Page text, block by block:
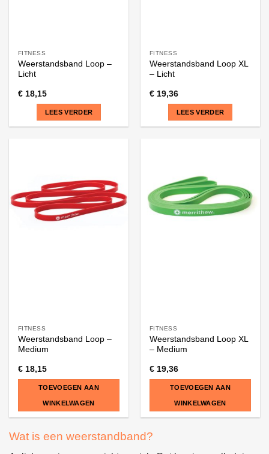
FITNESS
Weerstandsband Loop –
Licht
€18,15
LEES VERDER
FITNESS
Weerstandsband Loop XL
– Licht
€19,36
LEES VERDER
FITNESS
Weerstandsband Loop –
Medium
€18,15
TOEVOEGEN AAN
WINKELWAGEN
FITNESS
Weerstandsband Loop XL
– Medium
€19,36
TOEVOEGEN AAN
WINKELWAGEN
Wat is een weerstandband?